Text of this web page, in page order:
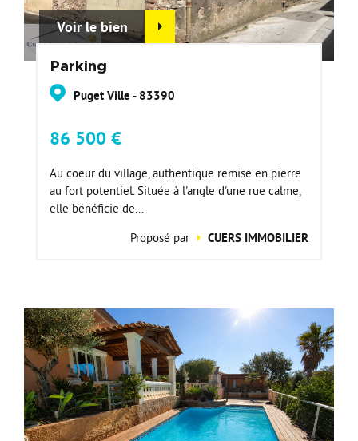
Voir le bien
Parking
Puget Ville - 83390
86 500 €
Au coeur du village, authentique remise en pierre
au fort potentiel. Située à l'angle d'une rue calme,
elle bénéficie de...
Proposé par
CUERS IMMOBILIER